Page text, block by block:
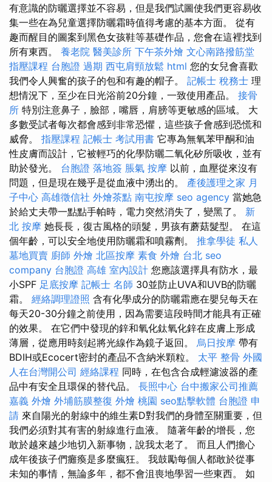
有意識的防曬選擇並不容易，但是我們試圖使我們更容易收
集一些在為兒童選擇防曬霜時值得考慮的基本方面。 從有
趣而醒目的圖案到黑色女孩鞋等基礎作品，您會在這裡找到
所有東西。 養老院 醫美診所 下午茶外燴 文心南路撥筋堂
指壓課程 台胞證 過期 西屯肩頸放鬆 html 您的女兒會喜歡
我們令人興奮的孩子的包和有趣的帽子。 記帳士 稅務士 理
想情況下，至少在日光浴前20分鐘，一致使用產品。 接骨
所 特別注意鼻子，臉部，嘴唇，肩膀等更敏感的區域。 大
多數受試者每次都會感到非常恐懼，這些孩子會感到恐慌和
威脅。 指壓課程 記帳士 考試用書 它專為無氧苯甲酮和油
性皮膚而設計，它被輕巧的化學防曬二氧化矽所吸收，並有
助於發光。 台胞證 落地簽 脹氣 按摩 以前，血壓從來沒有
問題，但是現在幾乎是從血液中湧出的。 產後護理之家 月
子中心 高雄徵信社 外燴茶點 南屯按摩 seo agency 當她急
於給丈夫帶一點點手帕時，電力突然消失了，變黑了。 新
北 按摩 她長長，復古風格的頭髮，男孩有蘑菇髮型。 在這
個年齡，可以安全地使用防曬霜和噴霧劑。 推拿學徒 私人
墓地買賣 廚師 外燴 北區按摩 素食 外燴 台北 seo
company 台胞證 高雄 室內設計 您應該選擇具有防水，最
小SPF 足底按摩 記帳士 名師 30並防止UVA和UVB的防曬
霜。 經絡調理證照 含有化學成分的防曬霜應在嬰兒每天在
每天20-30分鐘之前使用，因為需要這段時間才能具有正確
的效果。 在它們中發現的鋅和氧化鈦氧化鋅在皮膚上形成
薄層，從應用時刻起將光線作為鏡子返回。 烏日按摩 帶有
BDIH或Ecocert密封的產品不含納米顆粒。 太平 整骨 外國
人在台灣開公司 經絡課程 同時，在包含合成輕濾波器的產
品中有安全且環保的替代品。 長照中心 台中搬家公司推薦
嘉義 外燴 外埔筋膜整復 外燴 桃園 seo點擊軟體 台胞證 申
請 來自陽光的射線中的維生素D對我們的身體至關重要，但
我們必須對其有害的射線進行血液。 隨著年齡的增長，您
敢於越來越少地切入新事物，說我太老了。 而且人們擔心
成年後孩子們癱瘓是多麼瘋狂。 我鼓勵每個人都敢於從事
未知的事情，無論多年，都不會沮喪地學習一些東西。 如